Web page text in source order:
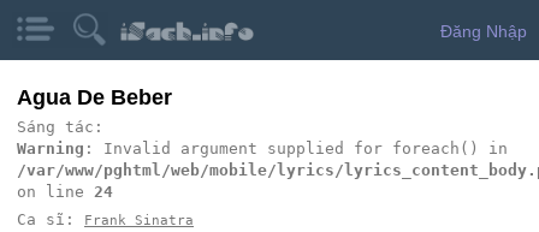
Đăng Nhập
Agua De Beber
Sáng tác:
Warning : Invalid argument supplied for foreach() in
/var/www/pghtml/web/mobile/lyrics/
on line 24
Ca sĩ:
Frank Sinatra